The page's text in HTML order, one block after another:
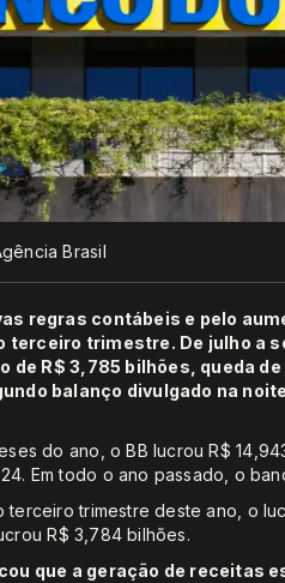
Brasil
regras contábeis e pelo
terceiro trimestre. De julho a
de R$ 3,785 bilhões, queda
balanço divulgado na
do ano, o BB lucrou R$
Em todo o ano passado, o
terceiro trimestre deste ano, o
R$ 3,784 bilhões.
que a geração de receitas